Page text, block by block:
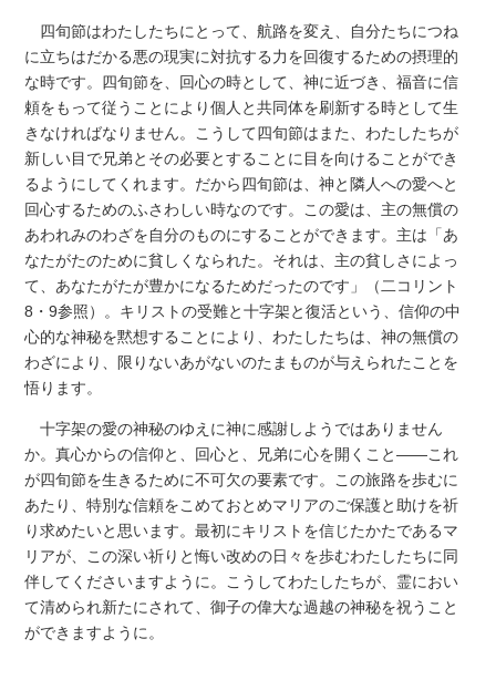
四旬節はわたしたちにとって、航路を変え、自分たちにつね
に立ちはだかる悪の現実に対抗する力を回復するための摂理的
な時です。四旬節を、回心の時として、神に近づき、福音に信
頼をもって従うことにより個人と共同体を刷新する時として生
きなければなりません。こうして四旬節はまた、わたしたちが
新しい目で兄弟とその必要とすることに目を向けることができ
るようにしてくれます。だから四旬節は、神と隣人への愛へと
回心するためのふさわしい時なのです。この愛は、主の無償の
あわれみのわざを自分のものにすることができます。主は「あ
なたがたのために貧しくなられた。それは、主の貧しさによっ
て、あなたがたが豊かになるためだったのです」（二コリント
8・9参照）。キリストの受難と十字架と復活という、信仰の中
心的な神秘を黙想することにより、わたしたちは、神の無償の
わざにより、限りないあがないのたまものが与えられたことを
悟ります。
十字架の愛の神秘のゆえに神に感謝しようではありません
か。真心からの信仰と、回心と、兄弟に心を開くこと――これ
が四旬節を生きるために不可欠の要素です。この旅路を歩むに
あたり、特別な信頼をこめておとめマリアのご保護と助けを祈
り求めたいと思います。最初にキリストを信じたかたであるマ
リアが、この深い祈りと悔い改めの日々を歩むわたしたちに同
伴してくださいますように。こうしてわたしたちが、霊におい
て清められ新たにされて、御子の偉大な過越の神秘を祝うこと
ができますように。